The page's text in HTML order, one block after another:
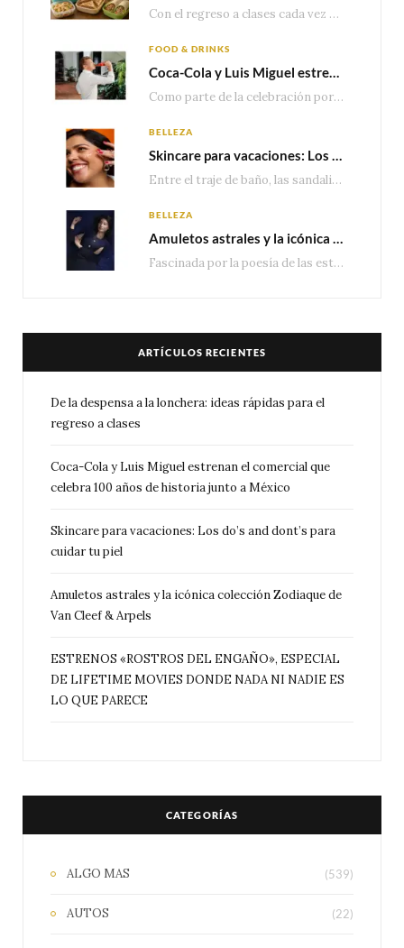
Con el regreso a clases cada vez más cerca, las familias comienzan a reorganizar horarios,…
FOOD & DRINKS
Coca-Cola y Luis Miguel estrenan el comercial que celebra 100 años de historia junto a México
Como parte de la celebración por sus primeros 100 años enMéxico, Coca-Cola presenta hoy el…
BELLEZA
Skincare para vacaciones: Los do’s and dont’s para cuidar tu piel
Entre el traje de baño, las sandalias, los lentes de sol y los looks que…
BELLEZA
Amuletos astrales y la icónica colección Zodiaque de Van Cleef & Arpels
Fascinada por la poesía de las estrellas, la Maison Van Cleef & Arpels celebra la llegada de las…
ARTÍCULOS RECIENTES
De la despensa a la lonchera: ideas rápidas para el
regreso a clases
Coca-Cola y Luis Miguel estrenan el comercial que
celebra 100 años de historia junto a México
Skincare para vacaciones: Los do’s and dont’s para
cuidar tu piel
Amuletos astrales y la icónica colección Zodiaque de
Van Cleef & Arpels
ESTRENOS «ROSTROS DEL ENGAÑO», ESPECIAL
DE LIFETIME MOVIES DONDE NADA NI NADIE ES
LO QUE PARECE
CATEGORÍAS
ALGO MAS (539)
AUTOS (22)